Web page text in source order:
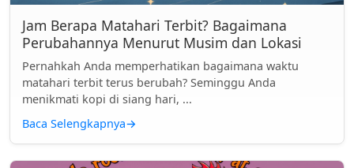
Jam Berapa Matahari Terbit? Bagaimana
Perubahannya Menurut Musim dan Lokasi
Pernahkah Anda memperhatikan bagaimana waktu
matahari terbit terus berubah? Seminggu Anda
menikmati kopi di siang hari, ...
Baca Selengkapnya→